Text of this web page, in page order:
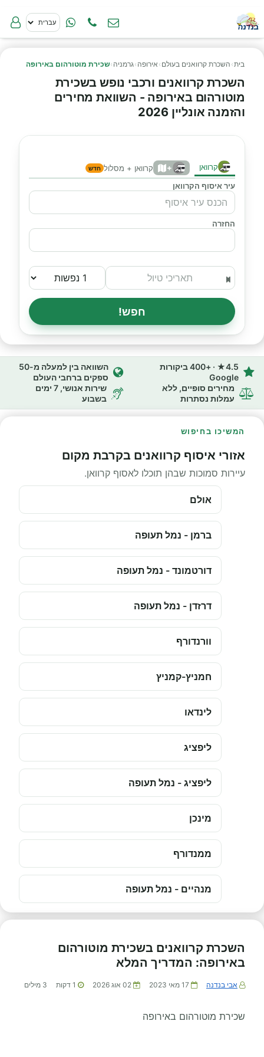
בית› השכרת קרוואנים בעולם › אירופה ›גרמניה ›שכירת מוטורהום באירופה
השכרת קרוואנים ורכבי נופש בשכירת
מוטורהום באירופה - השוואת מחירים
והזמנה אונליין 2026
קרוואן + קרוואן + מסלול חדש
עיר איסוף הקרוואן
החזרה
חפש!
4.5★ · +400 ביקורות
Google
השוואה בין למעלה מ-50
ספקים ברחבי העולם
מחירים סופיים, ללא
עמלות נסתרות
שירות אנושי, 7 ימים
בשבוע
המשיכו בחיפוש
אזורי איסוף קרוואנים בקרבת מקום
עיירות סמוכות שבהן תוכלו לאסוף קרוואן.
אולם
ברמן - נמל תעופה
דורטמונד - נמל תעופה
דרזדן - נמל תעופה
וורנדורף
חמניץ-קמניץ
לינדאו
ליפציג
ליפציג - נמל תעופה
מינכן
ממנדורף
מנהיים - נמל תעופה
השכרת קרוואנים בשכירת מוטורהום
באירופה: המדריך המלא
אבי בנדנה 17 מאי 2023 02 אוג 2026 1 דקות 3 מילים
שכירת מוטורהום באירופה